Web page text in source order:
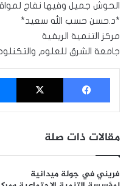
الحوش جميل وفيها نفاج
*د.حسن حسب الله سعيد*
مركز التنمية الريفية
جامعة الشرق للعلوم
فيسبوك ‫X
مقالات ذات صلة
فريني في جولة ميدانية